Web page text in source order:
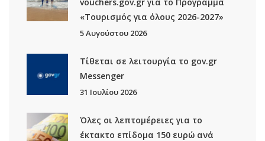
«Τουρισμός για όλους 2026-2027»
5 Αυγούστου 2026
Τίθεται σε λειτουργία το gov.gr
Μessenger
31 Ιουλίου 2026
Όλες οι λεπτομέρειες για το
έκτακτο επίδομα 150 ευρώ ανά